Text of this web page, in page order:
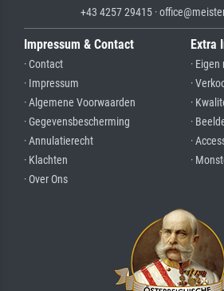
+43 4257 29415 ·
Impressum & Contact
· Contact
· Impressum
· Algemene Voorwaarden
· Gegevensbescherming
· Annulatierecht
· Klachten
· Over Ons
Extra
·
·
·
·
·
·